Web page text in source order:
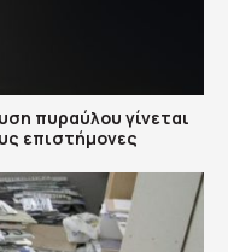
πυραύλου γίνεται
επιστήμονες